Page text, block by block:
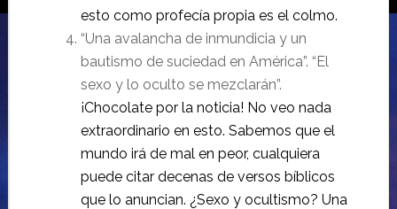
esto como profecía propia es el colmo.
“Una avalancha de inmundicia y un
bautismo de suciedad en América”. “El
sexo y lo oculto se mezclarán”.
¡Chocolate por la noticia! No veo nada
extraordinario en esto. Sabemos que el
mundo irá de mal en peor, cualquiera
puede citar decenas de versos bíblicos
que lo anuncian. ¿Sexo y ocultismo? Una